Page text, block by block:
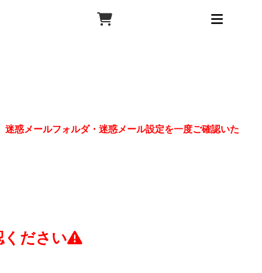
惑メールフォルダ・迷惑メール設定を一度ご確認いた
ください